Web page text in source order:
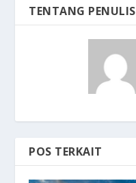
TENTANG PENULIS
POS TERKAIT